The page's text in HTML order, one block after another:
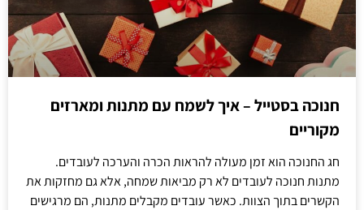
חנוכה בסטייל – איך לשמח עם מתנות ומארזים
מקוריים
חג החנוכה הוא זמן מעולה להראות הכרה והערכה לעובדים.
מתנות חנוכה לעובדים לא רק מביאות שמחה, אלא גם מחזקות את
הקשרים בתוך הצוות. כאשר עובדים מקבלים מתנות, הם מרגישים